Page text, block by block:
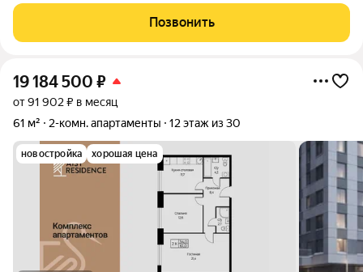
продажа, все документы готовы. Возможна ипотека. Квартира
со старым ремонтом, что
Позвонить
19 184 500 ₽
от 91 902 ₽ в месяц
61 м²
2-комн. апартаменты 12 этаж из 30
новостройка хорошая цена